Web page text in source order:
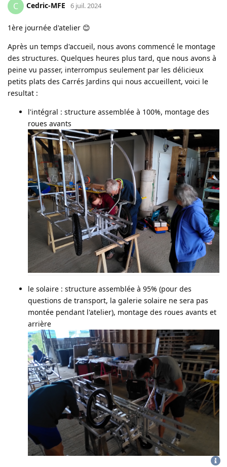
C Cedric-MFE 6 juil. 2024
1ère journée d'atelier 😊
Après un temps d'accueil, nous avons commencé le montage
des structures. Quelques heures plus tard, que nous avons à
peine vu passer, interrompus seulement par les délicieux
petits plats des Carrés Jardins qui nous accueillent, voici le
resultat :
l'intégral : structure assemblée à 100%, montage des
roues avants
le solaire : structure assemblée à 95% (pour des
questions de transport, la galerie solaire ne sera pas
montée pendant l'atelier), montage des roues avants et
arrière